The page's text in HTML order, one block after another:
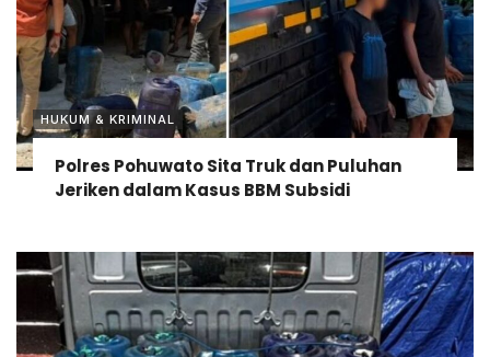
HUKUM & KRIMINAL
Polres Pohuwato Sita Truk dan Puluhan
Jeriken dalam Kasus BBM Subsidi